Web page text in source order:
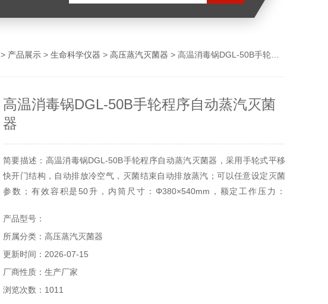
> 产品展示 > 生命科学仪器 > 高压蒸汽灭菌器 > 高温消毒锅DGL-50B手轮程序自动蒸汽灭菌器
高温消毒锅DGL-50B手轮程序自动蒸汽灭菌
器
简要描述：高温消毒锅DGL-50B手轮程序自动蒸汽灭菌器，采用手轮式平移
快开门结构，自动排放冷空气，灭菌结束自动排放蒸汽；可以任意设定灭菌
参数；有效容积是50升，内筒尺寸：Φ380×540mm，额定工作压力：
产品型号：
所属分类：高压蒸汽灭菌器
更新时间：2026-07-15
厂商性质：生产厂家
浏览次数：1011